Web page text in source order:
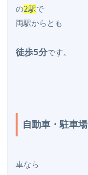
の2駅で
両駅からとも
徒歩5分です。
自動車・駐車場
車なら